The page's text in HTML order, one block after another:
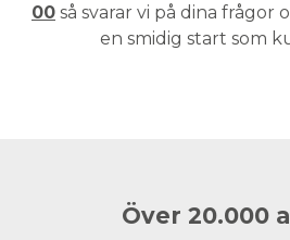
00 så svarar vi på dina frågor
en smidig start som
Över 20.000